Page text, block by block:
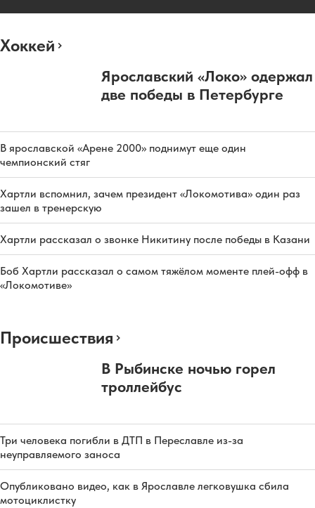
Хоккей
Ярославский «Локо» одержал
две победы в Петербурге
В ярославской «Арене 2000» поднимут еще один
чемпионский стяг
Хартли вспомнил, зачем президент «Локомотива» один раз
зашел в тренерскую
Хартли рассказал о звонке Никитину после победы в Казани
Боб Хартли рассказал о самом тяжёлом моменте плей-офф в
«Локомотиве»
Происшествия
В Рыбинске ночью горел
троллейбус
Три человека погибли в ДТП в Переславле из-за
неуправляемого заноса
Опубликовано видео, как в Ярославле легковушка сбила
мотоциклистку